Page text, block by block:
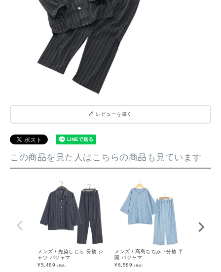
レビューを書く
この商品を見た人はこちらの商品も見ています
メンズ / 先染しじら 長袖 シ
ャツ パジャマ
¥5,489 （税込）
メンズ / 高島ちぢみ 7分袖 半
開 パジャマ
¥6,589 （税込）